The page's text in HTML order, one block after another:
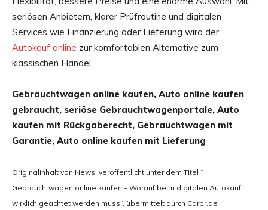
seriösen Anbietern, klarer Prüfroutine und digitalen
Services wie Finanzierung oder Lieferung wird der
Autokauf online zur komfortablen Alternative zum
klassischen Handel.
Gebrauchtwagen online kaufen, Auto online kaufen
gebraucht, seriöse Gebrauchtwagenportale, Auto
kaufen mit Rückgaberecht, Gebrauchtwagen mit
Garantie, Auto online kaufen mit Lieferung
Originalinhalt von News, veröffentlicht unter dem Titel “
Gebrauchtwagen online kaufen – Worauf beim digitalen Autokauf
wirklich geachtet werden muss“, übermittelt durch Carpr.de